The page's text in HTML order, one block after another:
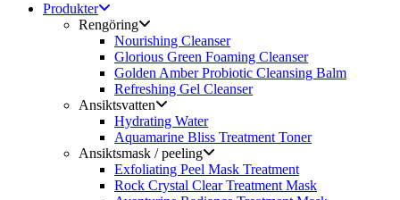
Produkter
Rengöring
Nourishing Cleanser
Glorious Green Foaming Cleanser
Golden Amber Probiotic Cleansing Balm
Refreshing Gel Cleanser
Ansiktsvatten
Hydrating Water
Aquamarine Bliss Treatment Toner
Ansiktsmask / peeling
Exfoliating Peel Mask Treatment
Rock Crystal Clear Treatment Mask